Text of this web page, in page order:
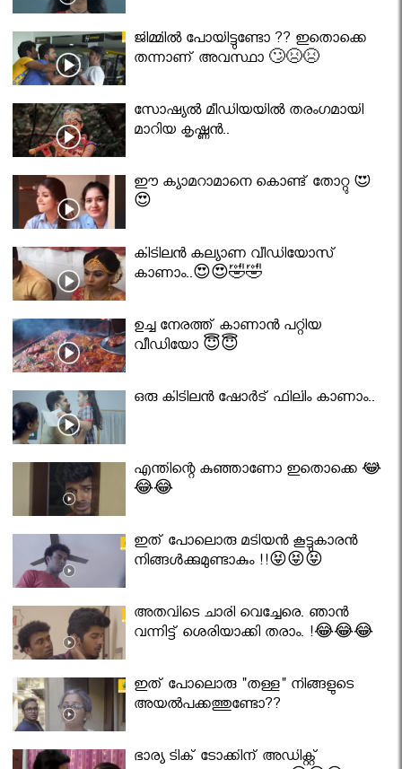
ജിമ്മിൽ പോയിട്ടുണ്ടോ ?? ഇതൊക്കെ
തന്നാണ് അവസ്ഥാ 🙄😣😣
സോഷ്യൽ മീഡിയയിൽ തരംഗമായി
മാറിയ കൃഷ്ണൻ..
ഈ ക്യാമറാമാനെ കൊണ്ട് തോറ്റു 😍
😍
കിടിലൻ കല്യാണ വീഡിയോസ്
കാണാം..😍😍🤣🤣
ഉച്ച നേരത്ത് കാണാൻ പറ്റിയ
വീഡിയോ 😇😇
ഒരു കിടിലൻ ഷോർട് ഫിലിം കാണാം..
എന്തിന്റെ കുഞ്ഞാണോ ഇതൊക്കെ 😂
😂😂
ഇത് പോലൊരു മടിയൻ കൂട്ടുകാരൻ
നിങ്ങൾക്കുമുണ്ടാകും !!😝😝😝
അതവിടെ ചാരി വെച്ചേരെ. ഞാൻ
വന്നിട്ട് ശെരിയാക്കി തരാം. !😂😂😂
ഇത് പോലൊരു "തള്ള" നിങ്ങളുടെ
അയല്‍പക്കത്തുണ്ടോ??
ഭാര്യ ടിക് ടോക്കിന് അഡിക്റ്റ്